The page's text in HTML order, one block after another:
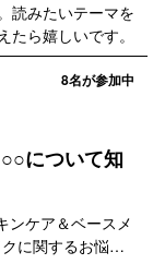
読みたいテーマを
ら嬉しいです。
8名が参加中
について知
ンケア＆ベースメ
に関するお悩み